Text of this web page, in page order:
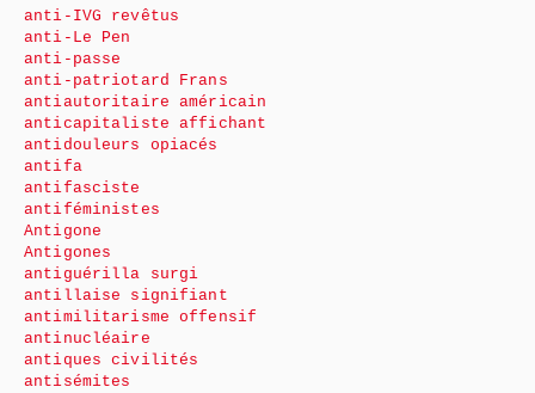
anti-IVG revêtus
anti-Le Pen
anti-passe
anti-patriotard Frans
antiautoritaire américain
anticapitaliste affichant
antidouleurs opiacés
antifa
antifasciste
antiféministes
Antigone
Antigones
antiguérilla surgi
antillaise signifiant
antimilitarisme offensif
antinucléaire
antiques civilités
antisémites